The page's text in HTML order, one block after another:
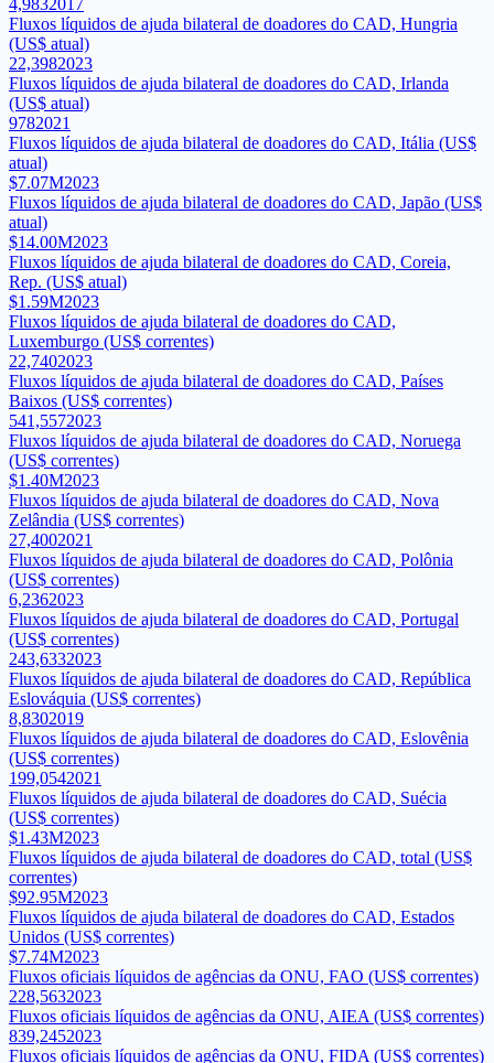
4,9832017
Fluxos líquidos de ajuda bilateral de doadores do CAD, Hungria
(US$ atual)
22,3982023
Fluxos líquidos de ajuda bilateral de doadores do CAD, Irlanda
(US$ atual)
9782021
Fluxos líquidos de ajuda bilateral de doadores do CAD, Itália (US$
atual)
$7.07M2023
Fluxos líquidos de ajuda bilateral de doadores do CAD, Japão (US$
atual)
$14.00M2023
Fluxos líquidos de ajuda bilateral de doadores do CAD, Coreia,
Rep. (US$ atual)
$1.59M2023
Fluxos líquidos de ajuda bilateral de doadores do CAD,
Luxemburgo (US$ correntes)
22,7402023
Fluxos líquidos de ajuda bilateral de doadores do CAD, Países
Baixos (US$ correntes)
541,5572023
Fluxos líquidos de ajuda bilateral de doadores do CAD, Noruega
(US$ correntes)
$1.40M2023
Fluxos líquidos de ajuda bilateral de doadores do CAD, Nova
Zelândia (US$ correntes)
27,4002021
Fluxos líquidos de ajuda bilateral de doadores do CAD, Polônia
(US$ correntes)
6,2362023
Fluxos líquidos de ajuda bilateral de doadores do CAD, Portugal
(US$ correntes)
243,6332023
Fluxos líquidos de ajuda bilateral de doadores do CAD, República
Eslováquia (US$ correntes)
8,8302019
Fluxos líquidos de ajuda bilateral de doadores do CAD, Eslovênia
(US$ correntes)
199,0542021
Fluxos líquidos de ajuda bilateral de doadores do CAD, Suécia
(US$ correntes)
$1.43M2023
Fluxos líquidos de ajuda bilateral de doadores do CAD, total (US$
correntes)
$92.95M2023
Fluxos líquidos de ajuda bilateral de doadores do CAD, Estados
Unidos (US$ correntes)
$7.74M2023
Fluxos oficiais líquidos de agências da ONU, FAO (US$ correntes)
228,5632023
Fluxos oficiais líquidos de agências da ONU, AIEA (US$ correntes)
839,2452023
Fluxos oficiais líquidos de agências da ONU, FIDA (US$ correntes)